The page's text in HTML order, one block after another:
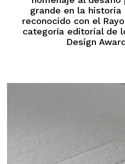
grande en la historia
reconocido con el
categoría editorial de
Design